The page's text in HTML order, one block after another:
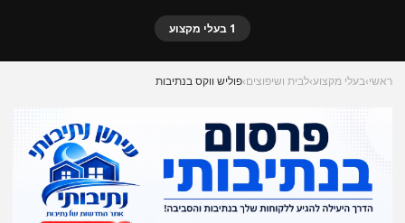
1 בעלי מקצוע
ראשי›בעלי מקצוע›לבית ושיפוצים›פוליש ווקס בנתיבות